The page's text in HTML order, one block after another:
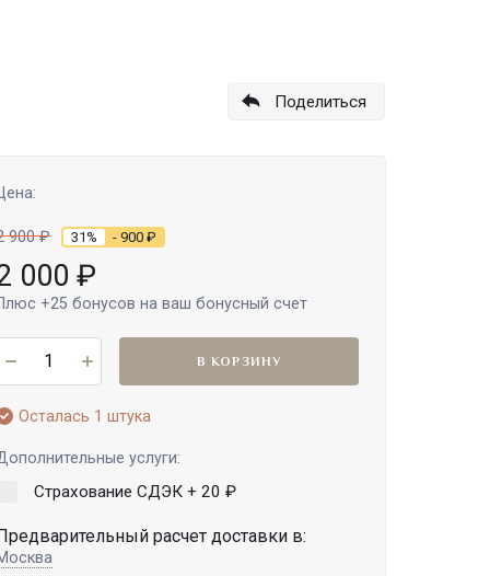
Поделиться
900₽ 31% - 900 ₽
000 ₽
+25 бонусов на ваш бонусный счет
В КОРЗИНУ
Осталась 1 штука
услуги:
Страхование СДЭК + 20 ₽
расчет доставки в: